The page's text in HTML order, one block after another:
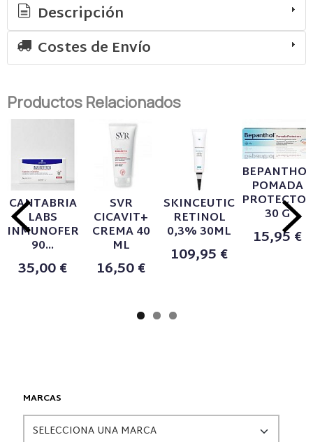
MARCAS
Descripción
Costes de Envío
Productos Relacionados
CANTABRIA
LABS
INMUNOFERON
90...
35,00 €
SVR
CICAVIT+
CREMA 40
ML
16,50 €
SKINCEUTICALS
RETINOL
0,3% 30ML
109,95 €
BEPANTHOL
POMADA
30 G
15,95 €